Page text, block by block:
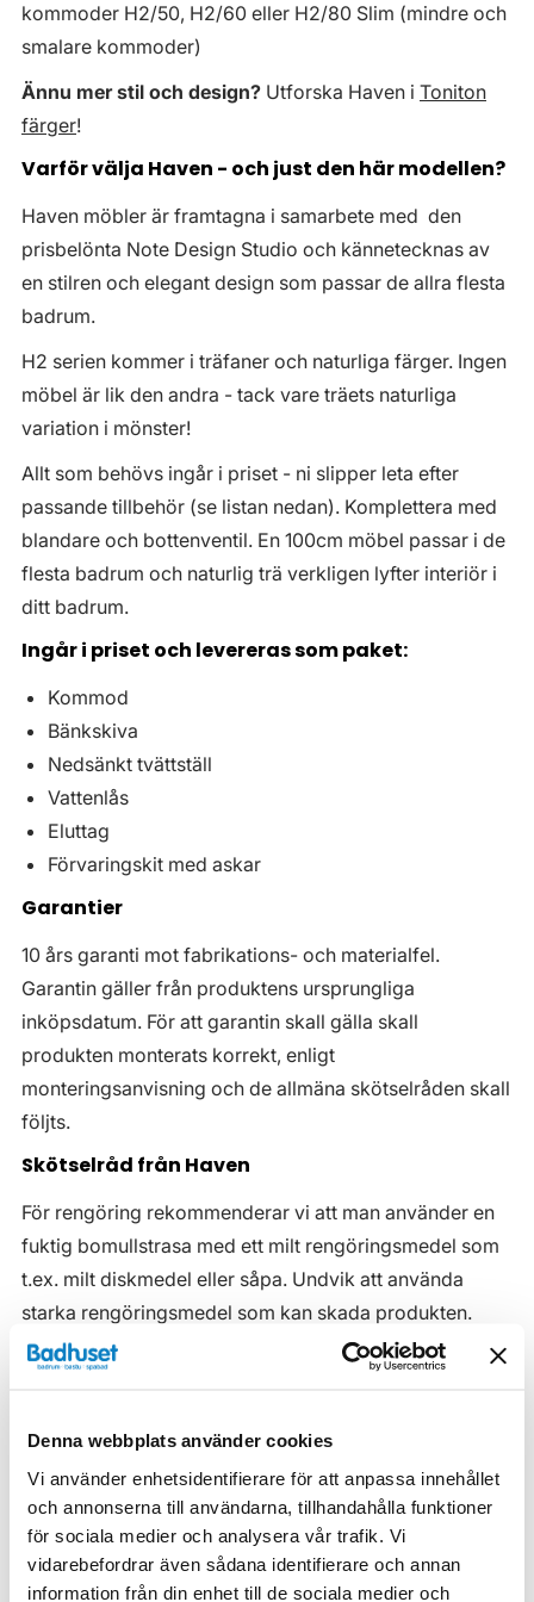
Denna webbplats använder cookies
Vi använder enhetsidentifierare för att anpassa innehållet
och annonserna till användarna, tillhandahålla funktioner
för sociala medier och analysera vår trafik. Vi
vidarebefordrar även sådana identifierare och annan
information från din enhet till de sociala medier och
kommoder H2/50, H2/60 eller H2/80 Slim (mindre och
smalare kommoder)
Ännu mer stil och design? Utforska Haven i Toniton
färger!
Varför välja Haven - och just den här modellen?
Haven möbler är framtagna i samarbete med den
prisbelönta Note Design Studio och kännetecknas av
en stilren och elegant design som passar de allra flesta
badrum.
H2 serien kommer i träfaner och naturliga färger. Ingen
möbel är lik den andra - tack vare träets naturliga
variation i mönster!
Allt som behövs ingår i priset - ni slipper leta efter
passande tillbehör (se listan nedan). Komplettera med
blandare och bottenventil. En 100cm möbel passar i de
flesta badrum och naturlig trä verkligen lyfter interiör i
ditt badrum.
Ingår i priset och levereras som paket:
Kommod
Bänkskiva
Nedsänkt tvättställ
Vattenlås
Eluttag
Förvaringskit med askar
Garantier
10 års garanti mot fabrikations- och materialfel.
Garantin gäller från produktens ursprungliga
inköpsdatum. För att garantin skall gälla skall
produkten monterats korrekt, enligt
monteringsanvisning och de allmäna skötselråden skall
följts.
Skötselråd från Haven
För rengöring rekommenderar vi att man använder en
fuktig bomullstrasa med ett milt rengöringsmedel som
t.ex. milt diskmedel eller såpa. Undvik att använda
starka rengöringsmedel som kan skada produkten.
Badrumsmöbler utsätts givetvis för mer fukt än möbler
i övriga rum i hemmet. Våra badrumsmöbler är
material. Men även om våra badrumsmöbler är det, ska
de inte utsättas för vatten eller extremt hög
luftfuktighet.
Tänk på att se till att ventilationen är god och att
möblerna placeras på ett sådant avstånd från